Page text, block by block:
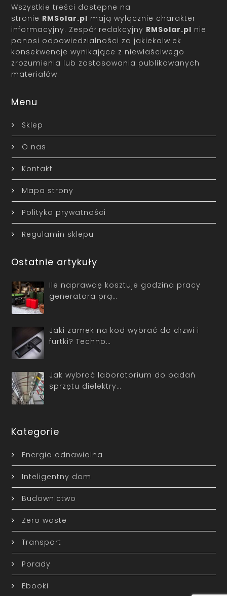
Wszystkie treści dostępne na
stronie RMSolar.pl mają wyłącznie charakter
informacyjny. Zespół redakcyjny RMSolar.pl nie
ponosi odpowiedzialności za jakiekolwiek
konsekwencje wynikające z niewłaściwego
zrozumienia lub zastosowania publikowanych
materiałów.
Menu
Sklep
O nas
Kontakt
Mapa strony
Polityka prywatności
Regulamin sklepu
Ostatnie artykuły
Ile naprawdę kosztuje godzina pracy
generatora prą…
Jaki zamek na kod wybrać do drzwi i
furtki? Techno…
Jak wybrać laboratorium do badań
sprzętu dielektry…
Kategorie
Energia odnawialna
Inteligentny dom
Budownictwo
Zero waste
Transport
Porady
Ebooki